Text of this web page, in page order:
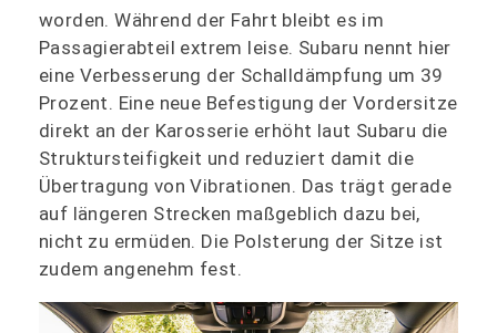
worden. Während der Fahrt bleibt es im
Passagierabteil extrem leise. Subaru nennt hier
eine Verbesserung der Schalldämpfung um 39
Prozent. Eine neue Befestigung der Vordersitze
direkt an der Karosserie erhöht laut Subaru die
Struktursteifigkeit und reduziert damit die
Übertragung von Vibrationen. Das trägt gerade
auf längeren Strecken maßgeblich dazu bei,
nicht zu ermüden. Die Polsterung der Sitze ist
zudem angenehm fest.